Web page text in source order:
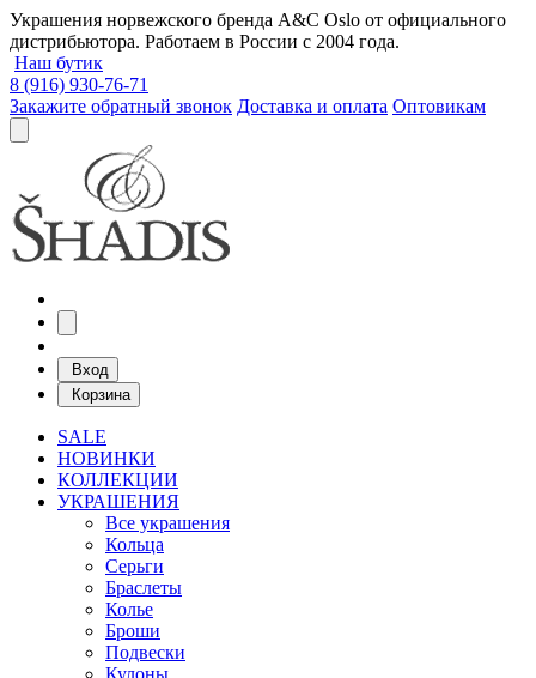
Украшения норвежского бренда A&C Oslo от официального
дистрибьютора. Работаем в России с 2004 года.
Наш бутик
8 (916) 930-76-71
Закажите обратный звонок Доставка и оплата Оптовикам
Вход
Корзина
SALE
НОВИНКИ
КОЛЛЕКЦИИ
УКРАШЕНИЯ
Все украшения
Кольца
Серьги
Браслеты
Колье
Броши
Подвески
Кулоны